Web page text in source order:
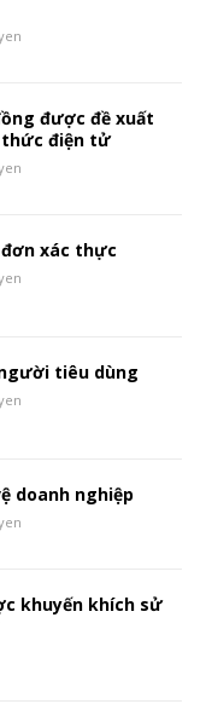
được đề xuất
điện tử
xác thực
tiêu dùng
doanh nghiệp
khuyến khích sử